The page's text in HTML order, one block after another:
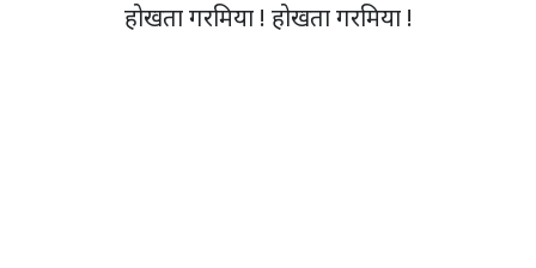
होखता गरमिया ! होखता गरमिया !